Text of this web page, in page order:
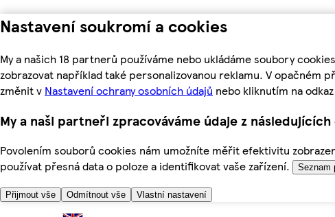
Nastavení soukromí a cookies
My a našich 18 partnerů používáme nebo ukládáme soubory
zobrazovat například také personalizovanou reklamu. V opačném
změnit v Nastavení ochrany osobních údajů nebo kliknutím na
My a naši partneři zpracováváme údaje z
Povolením souborů cookies nám umožníte měřit efektivitu
používat přesná data o poloze a identifikovat vaše zařízení.
Seznam
Přijmout vše Odmítnout vše Vlastní nastavení